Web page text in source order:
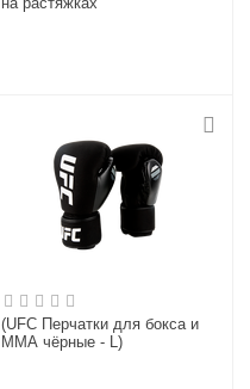
(UFC Перчатки для бокса и
ММА чёрные - L)